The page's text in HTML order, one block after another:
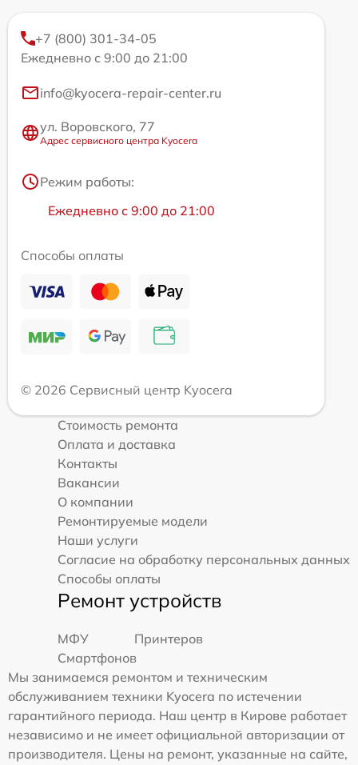
+7 (800) 301-34-05
Ежедневно с 9:00 до 21:00
info@kyocera-repair-center.ru
ул. Воровского, 77
Адрес сервисного центра Kyocera
Режим работы:
Ежедневно с 9:00 до 21:00
Способы оплаты
© 2026 Сервисный центр Kyocera
Стоимость ремонта
Оплата и доставка
Контакты
Вакансии
О компании
Ремонтируемые модели
Наши услуги
Согласие на обработку персональных данных
Способы оплаты
Ремонт устройств
МФУ
Принтеров
Смартфонов
Мы занимаемся ремонтом и техническим
обслуживанием техники Kyocera по истечении
гарантийного периода. Наш центр в Кирове работает
независимо и не имеет официальной авторизации от
производителя. Цены на ремонт, указанные на сайте,